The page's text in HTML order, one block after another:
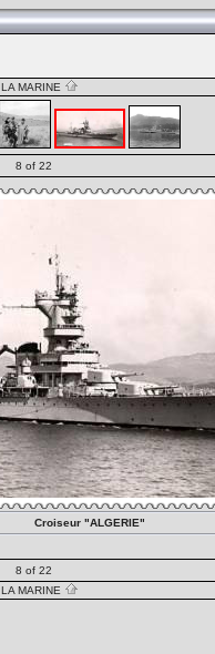
LA MARINE
8 of 22
Croiseur "ALGERIE"
8 of 22
LA MARINE